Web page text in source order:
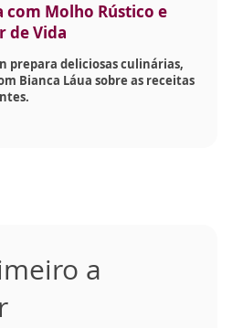
com Molho Rústico e
de Vida
prepara deliciosas culinárias,
Bianca Láua sobre as receitas
a